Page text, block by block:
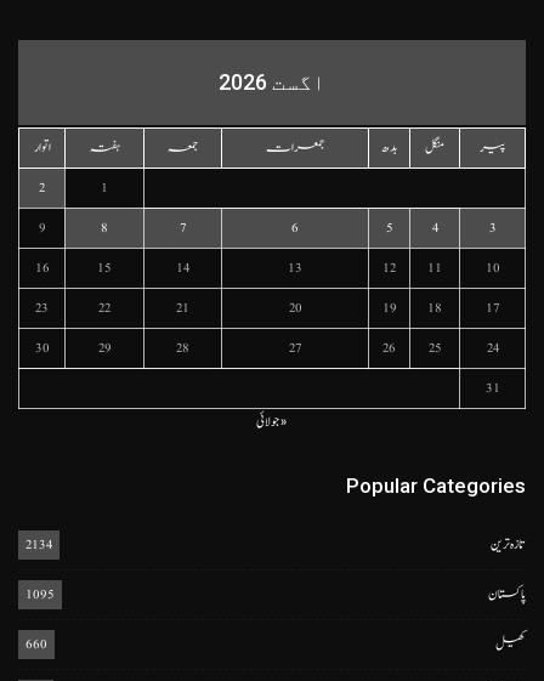
اگست 2026
پیر منگل بدھ جمعرات جمعہ ہفتہ
اتوار
1
2
3
4
5
6
7
8
9
10
11
12
13
14
15
16
17
18
19
20
21
22
23
24
25
26
27
28
29
30
31
« جولائی
Popular Categories
تازہ ترین 2134
پاکستان 1095
کھیل 660